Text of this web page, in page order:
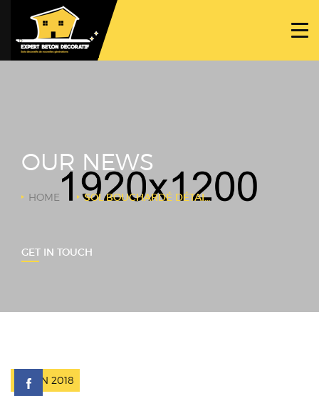
PROJETS
NOUS CONTACTER
OUR NEWS
HOME SOL BOUCHARDÉ DÉTAIL TRAVAIL BOUCHARDE
GET IN TOUCH
2 JUIN 2018